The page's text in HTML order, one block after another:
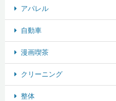
アパレル
自動車
漫画喫茶
クリーニング
整体